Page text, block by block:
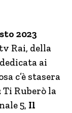
2023
Rai, della
ai
c’è stasera
Ti Ruberò la
5, Il